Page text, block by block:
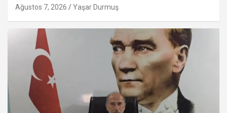
Ağustos 7, 2026 Yaşar Durmuş